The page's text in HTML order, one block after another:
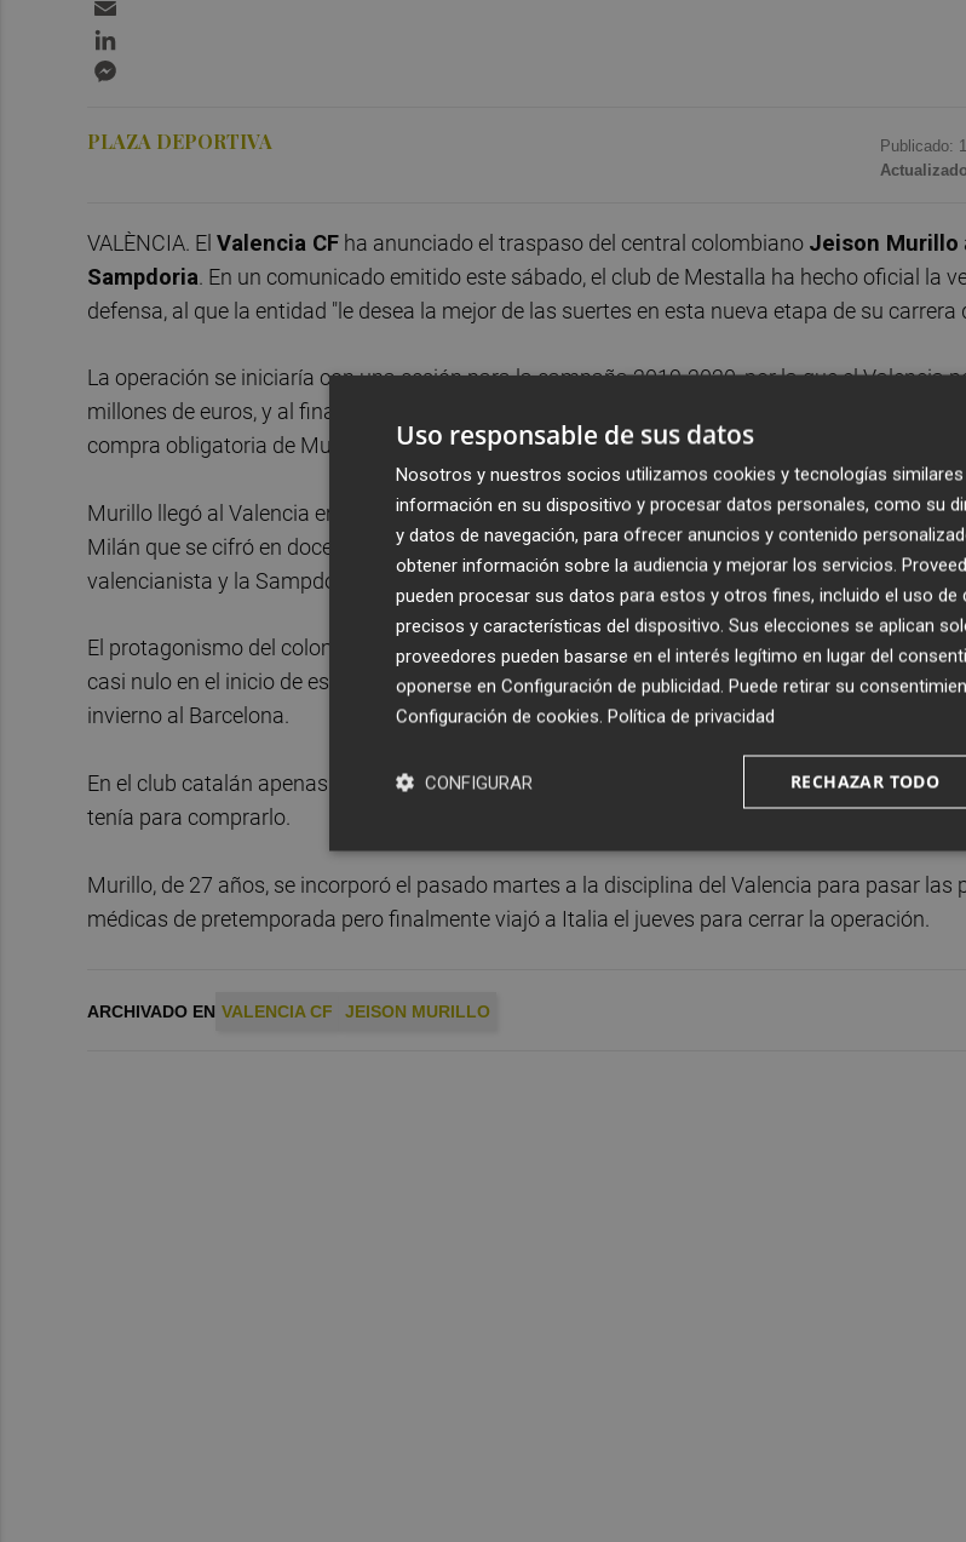
PLAZA DEPORTIVA Publicado:
VALÈNCIA. El Valencia CF ha anunciado el traspaso del central colombiano Jeison Murillo
Sampdoria. En un comunicado emitido este sábado, el club de Mestalla ha hecho oficial la
defensa, al que la entidad "le desea la mejor de las suertes en esta nueva etapa de su carrera
La operación se iniciaría con una cesión para la campaña 2019-2020, por la que el Valencia
millones de euros, y al finalizar la misma la entidad de Génova pagaría otros millones en
compra obligatoria de Murillo.
Murillo llegó al Valencia en el verano de 2017 tras pactar el club de Mestalla un traspaso con
Milán que se cifró en doce millones de euros, mientras que fuentes cercanas a la operación
valencianista y la Sampdoria cifran el traspaso en catorce millones.
El protagonismo del colombiano fue de más a menos en su primera temporada, marcada
casi nulo en el inicio de esta que se acaba de cerrar lo que llevó al Valencia a cederlo en el
invierno al Barcelona.
En el club catalán apenas jugó, lo que motivó que el club barcelonista no ejerciese la
tenía para comprarlo.
Murillo, de 27 años, se incorporó el pasado martes a la disciplina del Valencia para pasar las
médicas de pretemporada pero finalmente viajó a Italia el jueves para cerrar la operación.
ARCHIVADO EN VALENCIA CF JEISON MURILLO
Uso responsable de sus datos
Nosotros y nuestros socios utilizamos cookies y tecnologías
información en su dispositivo y procesar datos personales, como su
y datos de navegación, para ofrecer anuncios y contenido
obtener información sobre la audiencia y mejorar los servicios.
pueden procesar sus datos para estos y otros fines, incluido el uso de
precisos y características del dispositivo. Sus elecciones se aplican
proveedores pueden basarse en el interés legítimo en lugar del
oponerse en Configuración de publicidad. Puede retirar su
Configuración de cookies. Política de privacidad
RECHAZAR TODO
CONFIGURAR